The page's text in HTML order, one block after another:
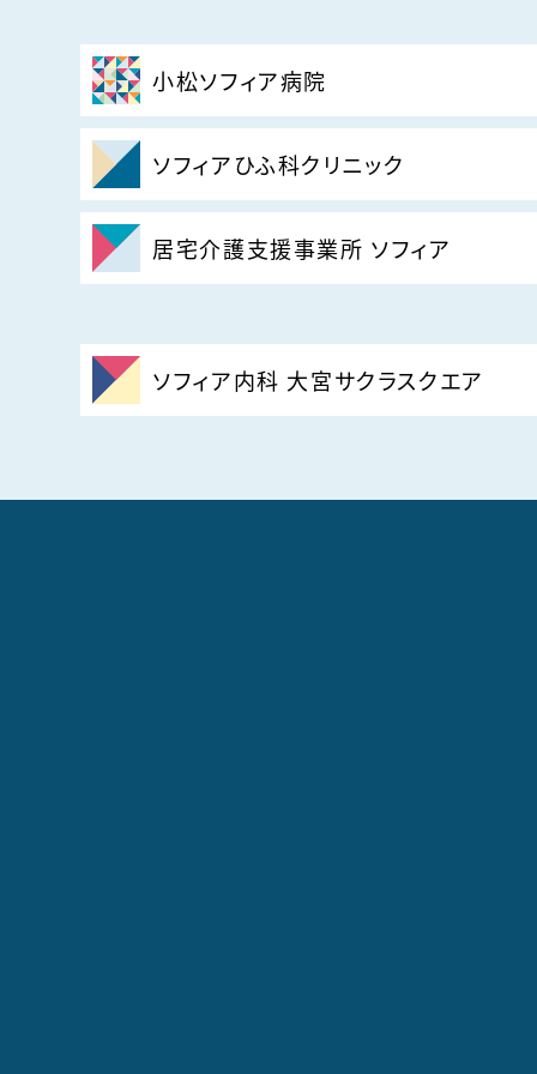
小松ソフィア病院
ソフィアひふ科クリニック
居宅介護支援事業所 ソフィア
ソフィア内科 大宮サクラスクエア